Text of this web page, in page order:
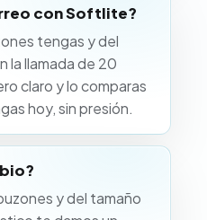
con Softlite?
tengas y del
la llamada de 20
claro y lo comparas
hoy, sin presión.
y del tamaño